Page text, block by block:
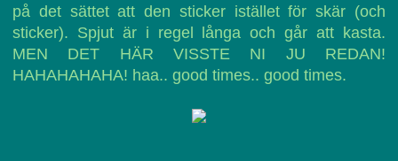
på det sättet att den sticker istället för skär (och
sticker). Spjut är i regel långa och går att kasta.
MEN DET HÄR VISSTE NI JU REDAN!
HAHAHAHAHA! haa.. good times.. good times.